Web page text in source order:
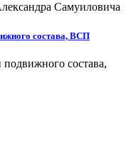
Самуиловича
состава, ВСП
состава,